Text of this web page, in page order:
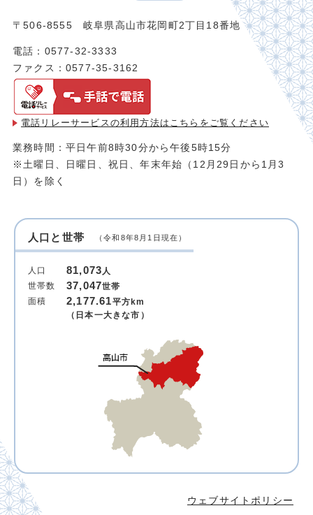
〒506-8555 岐阜県高山市花岡町2丁目18番地
電話：0577-32-3333
ファクス：0577-35-3162
電話リレーサービスの利用方法は こちらをご覧ください
業務時間：平日午前8時30分から午後5時15分
※土曜日、日曜日、祝日、年末年始（12月29日から1月3
日）を除く
人口と世帯 （令和8年8月1日現在）
人口 81,073人
世帯数
37,047世帯
面積
2,177.61平方km
（日本一大きな市）
ウェブサイトポリシー